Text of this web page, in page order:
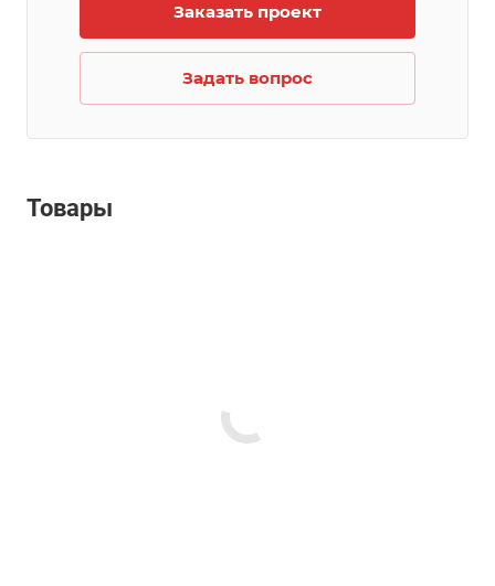
Заказать проект
Задать вопрос
Товары